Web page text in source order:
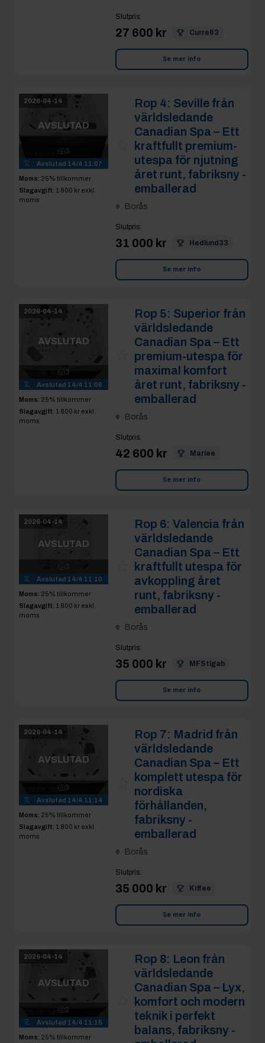
Slutpris:
27 600 kr Curre63
Se mer info
2026-04-14
AVSLUTAD
3
Avslutad 14/4 11:07
Moms: 25% tillkommer
Slagavgift: 1 800 kr exkl.
moms
Rop 4: Seville från
världsledande
Canadian Spa – Ett
kraftfullt premium-
utespa för njutning
året runt, fabriksny -
emballerad
Borås
Slutpris:
31 000 kr Hedlund33
Se mer info
2026-04-14
AVSLUTAD
3
Avslutad 14/4 11:08
Moms: 25% tillkommer
Slagavgift: 1 800 kr exkl.
moms
Rop 5: Superior från
världsledande
Canadian Spa – Ett
premium-utespa för
maximal komfort
året runt, fabriksny -
emballerad
Borås
Slutpris:
42 600 kr Mariee
Se mer info
2026-04-14
AVSLUTAD
Avslutad 14/4 11:10
Moms: 25% tillkommer
Slagavgift: 1 800 kr exkl.
moms
Rop 6: Valencia från
världsledande
Canadian Spa – Ett
kraftfullt utespa för
avkoppling året
runt, fabriksny -
emballerad
Borås
Slutpris:
35 000 kr MFStigab
Se mer info
2026-04-14
AVSLUTAD
3
Avslutad 14/4 11:14
Moms: 25% tillkommer
Slagavgift: 1 800 kr exkl.
moms
Rop 7: Madrid från
världsledande
Canadian Spa – Ett
komplett utespa för
nordiska
förhållanden,
fabriksny -
emballerad
Borås
Slutpris:
35 000 kr Kiffee
Se mer info
2026-04-14
AVSLUTAD
2
Avslutad 14/4 11:15
Moms: 25% tillkommer
Rop 8: Leon från
världsledande
Canadian Spa – Lyx,
komfort och modern
teknik i perfekt
balans, fabriksny -